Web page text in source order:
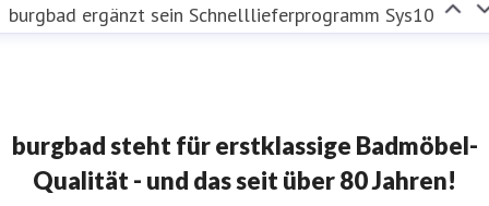
burgbad ergänzt sein Schnelllieferprogramm Sys10
burgbad steht für erstklassige Badmöbel-
Qualität - und das seit über 80 Jahren!